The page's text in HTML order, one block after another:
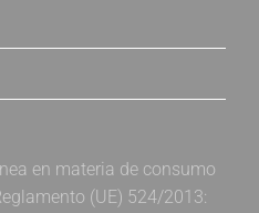
en materia de consumo
(UE) 524/2013: